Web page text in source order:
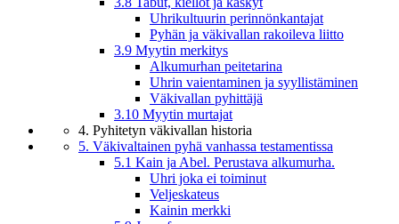
Uhrikultuurin perinnönkantajat
Pyhän ja väkivallan rakoileva liitto
3.9 Myytin merkitys
Alkumurhan peitetarina
Uhrin vaientaminen ja syyllistäminen
Väkivallan pyhittäjä
3.10 Myytin murtajat
4. Pyhitetyn väkivallan historia
5. Väkivaltainen pyhä vanhassa testamentissa
5.1 Kain ja Abel. Perustava alkumurha.
Uhri joka ei toiminut
Veljeskateus
Kainin merkki